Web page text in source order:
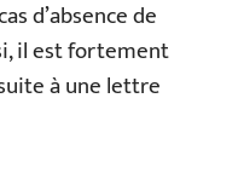
d’absence de
il est fortement
à une lettre